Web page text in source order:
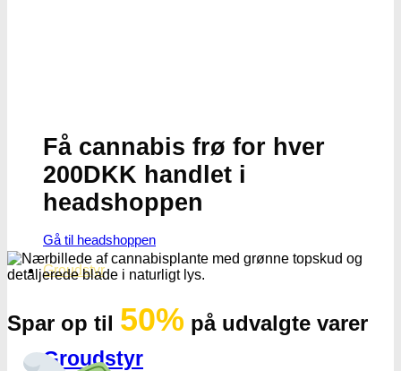
Få cannabis frø for hver
200DKK handlet i
headshoppen
Gå til headshoppen
Groudstyr
Groudstyr
Spar op til 50% på udvalgte varer